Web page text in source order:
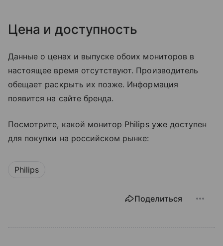
Цена и доступность
Данные о ценах и выпуске обоих мониторов в
настоящее время отсутствуют. Производитель
обещает раскрыть их позже. Информация
появится на сайте бренда.
Посмотрите, какой монитор Philips уже доступен
для покупки на российском рынке:
Philips
Поделиться